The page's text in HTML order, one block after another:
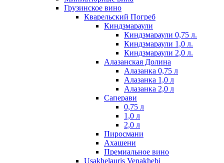
Грузинское вино
Кварельский Погреб
Киндзмараули
Киндзмараули 0,75 л.
Киндзмараули 1,0 л.
Киндзмараули 2,0 л.
Алазанская Долина
Алазанка 0,75 л
Алазанка 1,0 л
Алазанка 2,0 л
Саперави
0,75 л
1,0 л
2,0 л
Пиросмани
Ахашени
Премиальное вино
Usakhelauris Venakhebi